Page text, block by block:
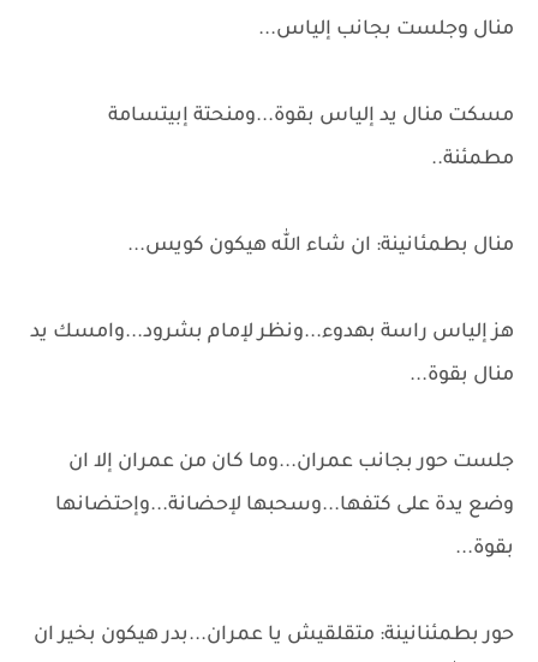
منال وجلست بجانب إلياس...
مسكت منال يد إلياس بقوة...ومنحتة إبيتسامة
مطمئنة..
منال بطمئانينة: ان شاء الله هيكون كويس...
هز إلياس راسة بهدوء...ونظر لإمام بشرود...وامسك يد
منال بقوة...
جلست حور بجانب عمران...وما كان من عمران إلا ان
وضع يدة على كتفها...وسحبها لإحضانة...وإحتضانها
بقوة...
حور بطمئنانينة: متقلقيش يا عمران...بدر هيكون بخير ان